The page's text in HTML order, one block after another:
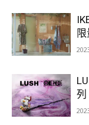
列